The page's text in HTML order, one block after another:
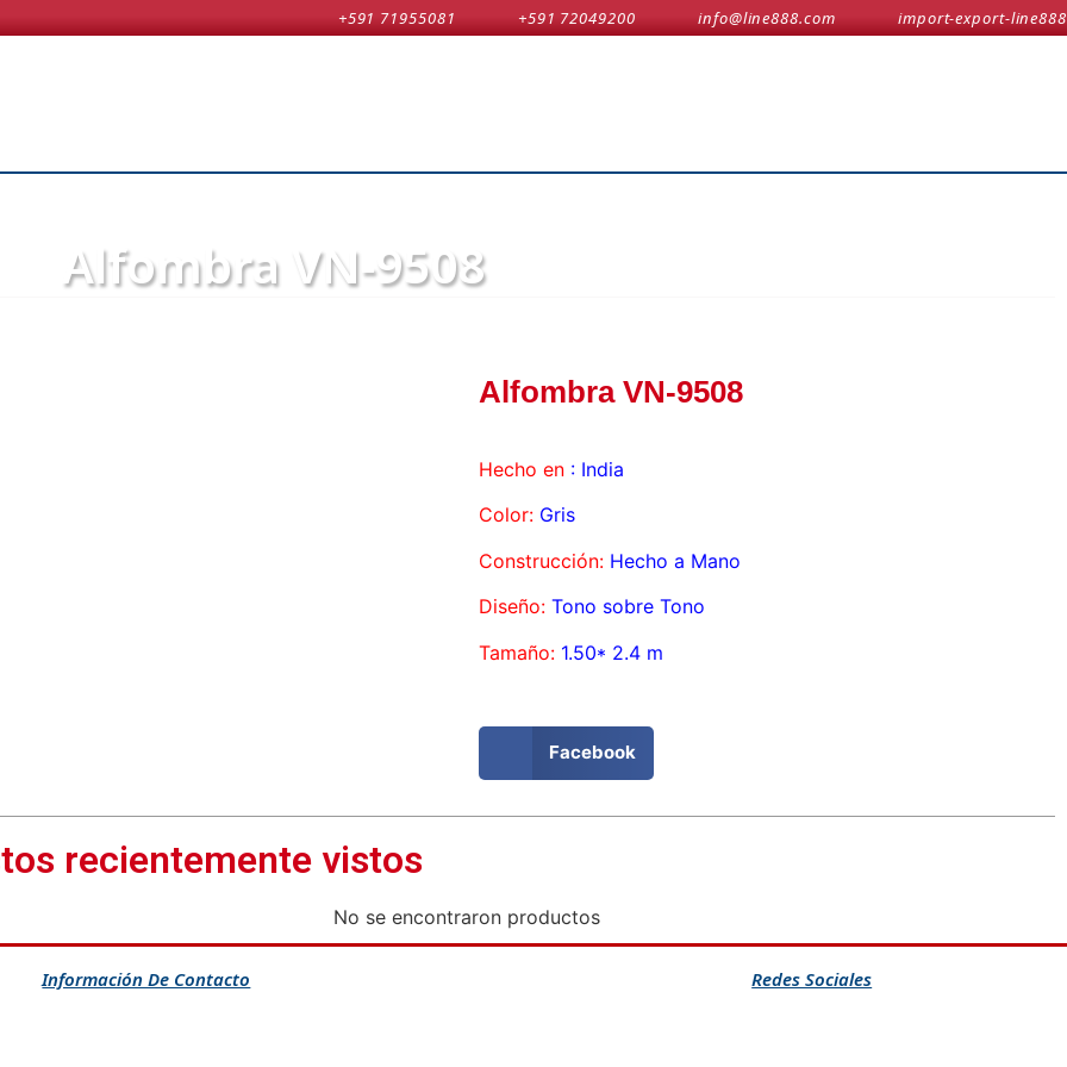
+591 71955081 +591 72049200 info@line888.com import-export-line888
Alfombra VN-9508
Alfombra VN-9508
Hecho en : India
Color: Gris
Construcción: Hecho a Mano
Diseño: Tono sobre Tono
Tamaño: 1.50* 2.4 m
Facebook
recientemente vistos
No se encontraron productos
Información De Contacto Redes Sociales